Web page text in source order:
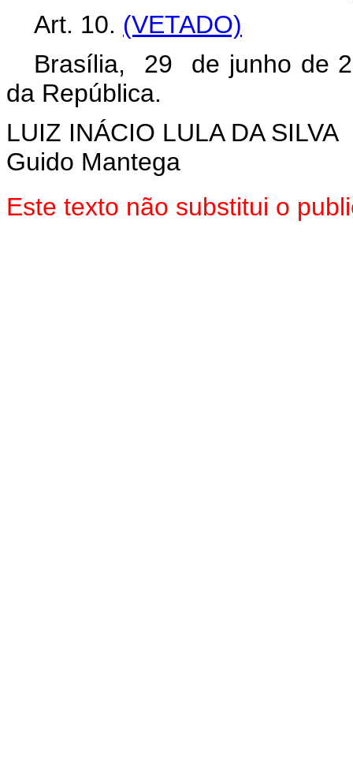
Art. 10. (VETADO)
Brasília, 29 de junho de
da República.
LUIZ INÁCIO LULA DA SILVA
Guido Mantega
Este texto não substitui o